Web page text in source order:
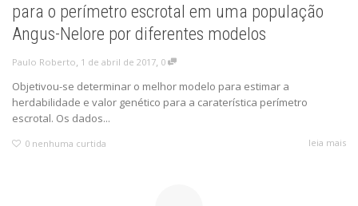
para o perímetro escrotal em uma população
Angus-Nelore por diferentes modelos
Paulo Roberto, 1 de abril de 2017, 0
Objetivou-se determinar o melhor modelo para estimar a
herdabilidade e valor genético para a caraterística perímetro
escrotal. Os dados...
0 nenhuma curtida leia mais